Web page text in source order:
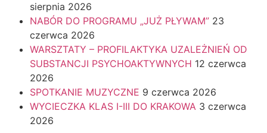
sierpnia 2026
NABÓR DO PROGRAMU „JUŻ PŁYWAM” 23
czerwca 2026
WARSZTATY – PROFILAKTYKA UZALEŻNIEŃ OD
SUBSTANCJI PSYCHOAKTYWNYCH 12 czerwca
2026
SPOTKANIE MUZYCZNE 9 czerwca 2026
WYCIECZKA KLAS I-III DO KRAKOWA 3 czerwca
2026